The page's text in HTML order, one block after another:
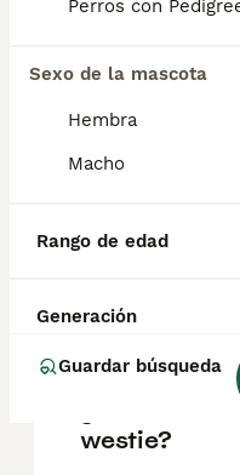
Perros con
Sexo de la mascota
Hembra
Macho
Rango de edad
Generación
Guardar búsqueda
aproximadamente
ubicación.
¿Pueden los
¿Los westies
¿Cuánto
westie?